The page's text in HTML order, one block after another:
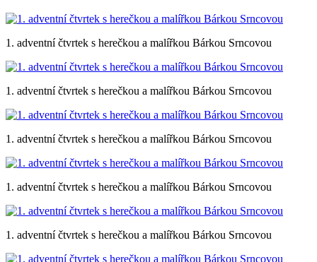
1. adventní čtvrtek s herečkou a malířkou Bárkou Srncovou
1. adventní čtvrtek s herečkou a malířkou Bárkou Srncovou
1. adventní čtvrtek s herečkou a malířkou Bárkou Srncovou
1. adventní čtvrtek s herečkou a malířkou Bárkou Srncovou
1. adventní čtvrtek s herečkou a malířkou Bárkou Srncovou